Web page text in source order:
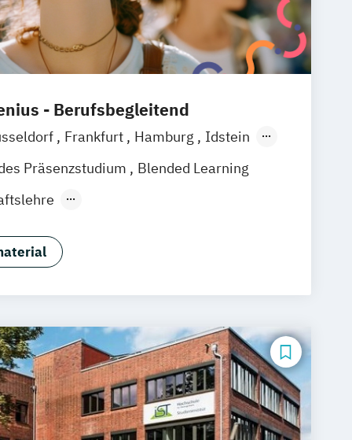
- Berufsbegleitend
Frankfurt Hamburg
Idstein
Online-Campus
Osnabrück
Erfurt
Präsenzstudium
Blended Learning
& Eventmanagement
Sportmanagement